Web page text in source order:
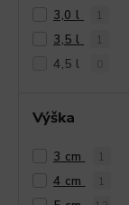
3,0 l 1
3,5 l 1
4,5 l
Výška
3 cm 1
4 cm 1